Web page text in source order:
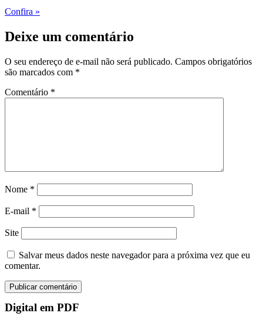
Confira »
Deixe um comentário
O seu endereço de e-mail não será publicado. Campos obrigatórios
são marcados com *
Comentário *
Nome *
E-mail *
Site
Salvar meus dados neste navegador para a próxima vez que eu
comentar.
Digital em PDF